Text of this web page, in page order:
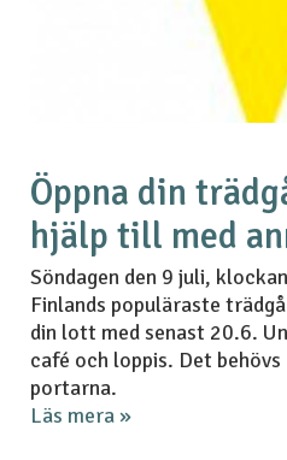
Öppna din
hjälp till med
Söndagen den 9 juli,
Finlands populäraste
din lott med senast 20.6.
café och loppis. Det
portarna.
Läs mera »